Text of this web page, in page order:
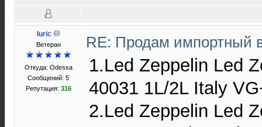
Iuric
Ветеран
Откуда: Odessa
Сообщений: 5
Репутация: 316
RE: Продам импортный
1.Led Zeppelin Led
40031 1L/2L Italy
2.Led Zeppelin Led